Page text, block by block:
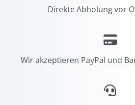
Direkte Abholung vor
Wir akzeptieren PayPal und